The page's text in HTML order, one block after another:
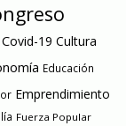
Covid-19 Cultura
Educación
Emprendimiento
Fuerza Popular